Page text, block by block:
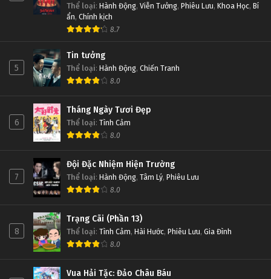
Thể loại: Hành Động, Viễn Tưởng, Phiêu Lưu, Khoa Học, Bí
ẩn, Chính kịch
8.7
5
Tin tưởng
Thể loại: Hành Động, Chiến Tranh
8.0
6
Tháng Ngày Tươi Đẹp
Thể loại: Tình Cảm
8.0
7
Đội Đặc Nhiệm Hiện Trường
Thể loại: Hành Động, Tâm Lý, Phiêu Lưu
8.0
8
Trạng Cãi (Phần 13)
Thể loại: Tình Cảm, Hài Hước, Phiêu Lưu, Gia Đình
8.0
Vua Hải Tặc: Đảo Châu Báu